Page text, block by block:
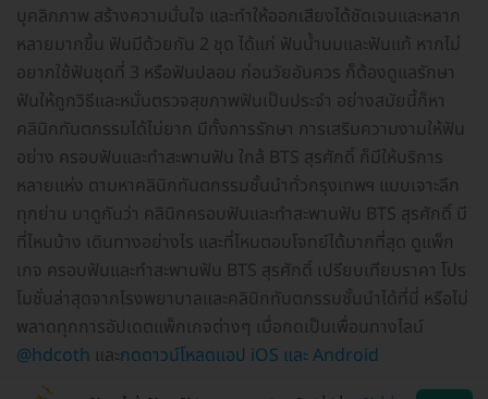
บุคลิกภาพ สร้างความมั่นใจ และทำให้ออกเสียงได้ชัดเจนและหลาก
หลายมากขึ้น ฟันมีด้วยกัน 2 ชุด ได้แก่ ฟันน้ำนมและฟันแท้ หากไม่
อยากใช้ฟันชุดที่ 3 หรือฟันปลอม ก่อนวัยอันควร ก็ต้องดูแลรักษา
ฟันให้ถูกวิธีและหมั่นตรวจสุขภาพฟันเป็นประจำ อย่างสมัยนี้ก็หา
คลินิกทันตกรรมได้ไม่ยาก มีทั้งการรักษา การเสริมความงามให้ฟัน
อย่าง ครอบฟันและทำสะพานฟัน ใกล้ BTS สุรศักดิ์ ก็มีให้บริการ
หลายแห่ง ตามหาคลินิกทันตกรรมชั้นนำทั่วกรุงเทพฯ แบบเจาะลึก
ทุกย่าน มาดูกันว่า คลินิกครอบฟันและทำสะพานฟัน BTS สุรศักดิ์ มี
ที่ไหนบ้าง เดินทางอย่างไร และที่ไหนตอบโจทย์ได้มากที่สุด ดูแพ็ก
เกจ ครอบฟันและทำสะพานฟัน BTS สุรศักดิ์ เปรียบเทียบราคา โปร
โมชั่นล่าสุดจากโรงพยาบาลและคลินิกทันตกรรมชั้นนำได้ที่นี่ หรือไม่
พลาดทุกการอัปเดตแพ็กเกจต่างๆ เมื่อกดเป็นเพื่อนทางไลน์
@hdcoth และกดดาวน์โหลดแอป iOS และ Android